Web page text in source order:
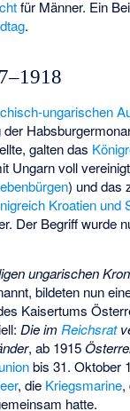
für Männer. Ein
.
ungarischen
galten das
Ungarn voll
) und das
Kroatien und
Der Begriff wurde
ungarischen
bildeten nun
Kaisertums
Die im Reichsrat
, ab 1915
bis 31. Oktober
, die Kriegsmarine,
hatte.